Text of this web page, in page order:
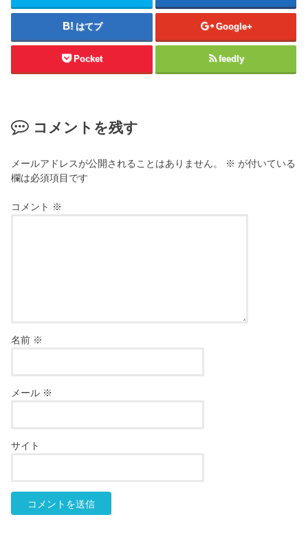
はてブ Google+
Pocket feedly
コメントを残す
メールアドレスが公開されることはありません。 ※ が付いている
欄は必須項目です
コメント ※
名前 ※
メール ※
サイト